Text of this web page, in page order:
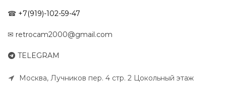
☎ +7(919)-102-59-47
✉ retrocam2000@gmail.com
TELEGRAM
Москва, Лучников пер. 4 стр. 2 Цокольный этаж